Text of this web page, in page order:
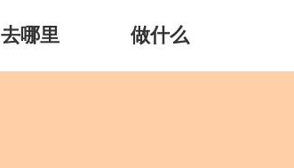
去哪里 做什么